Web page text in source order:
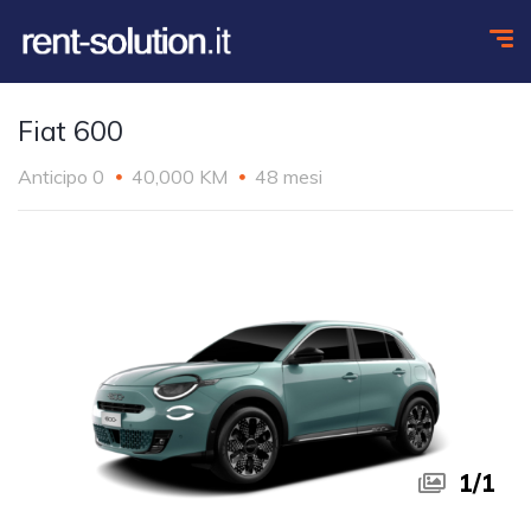
Fiat 600
Anticipo 0 40,000 KM 48 mesi
1/1